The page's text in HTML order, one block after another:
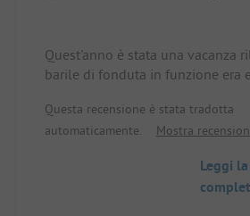
Quest'anno è stata una vacanza
barile di fonduta in funzione era
Questa recensione è stata tradotta
automaticamente.
Mostra
Leggi